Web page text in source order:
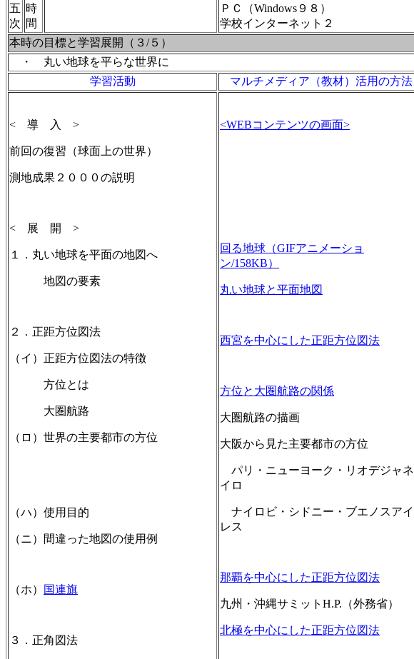
五
次
時
間
ＰＣ（Windows９８）
学校インターネット２
本時の目標と学習展開（３/５）
・ 丸い地球を平らな世界に
学習活動
マルチメディア（教材）活用の方法
< 導 入 >
前回の復習（球面上の世界）
測地成果２０００の説明
< 展 開 >
１．丸い地球を平面の地図へ
地図の要素
２．正距方位図法
（イ）正距方位図法の特徴
方位とは
大圏航路
（ロ）世界の主要都市の方位
（ハ）使用目的
（ニ）間違った地図の使用例
（ホ） 国連旗
３．正角図法
<WEBコンテンツの画面>
回る地球（GIFアニメーショ
ン/158KB）
丸い地球と平面地図
西宮を中心にした正距方位図法
方位と大圏航路の関係
大圏航路の描画
大阪から見た主要都市の方位
パリ・ニューヨーク・リオデジャネ
イロ
ナイロビ・シドニー・ブエノスアイ
レス
那覇を中心にした正距方位図法
九州・沖縄サミットH.P.（外務省）
北極を中心にした正距方位図法